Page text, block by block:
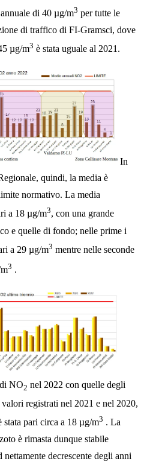
di 40 µg/m3 per tutte le
di traffico di FI-Gramsci, dove
µg/m3 è stata uguale al 2021.
In
quindi, la media è
normativo. La media
a 18 µg/m3, con una grande
e quelle di fondo; nelle prime i
a 29 µg/m3 mentre nelle seconde
3 .
NO2 nel 2022 con quelle degli
registrati nel 2021 e nel 2020,
stata pari circa a 18 µg/m3 . La
è rimasta dunque stabile
decrescente degli anni